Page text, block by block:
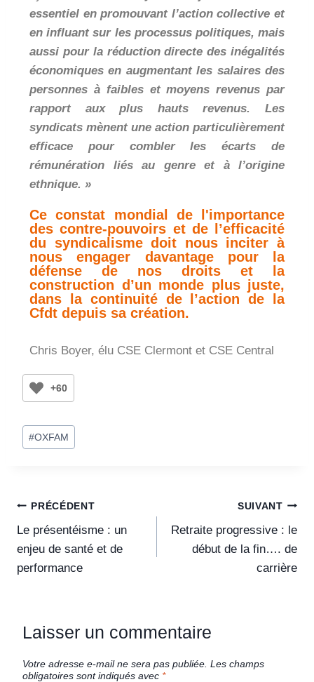
essentiel en promouvant l’action collective et
en influant sur les processus politiques, mais
aussi pour la réduction directe des inégalités
économiques en augmentant les salaires des
personnes à faibles et moyens revenus par
rapport aux plus hauts revenus. Les
syndicats mènent une action particulièrement
efficace pour combler les écarts de
rémunération liés au genre et à l’origine
ethnique. »
Ce constat mondial de l'importance
des contre-pouvoirs et de l’efficacité
du syndicalisme doit nous inciter à
nous engager davantage pour la
défense de nos droits et la
construction d’un monde plus juste,
dans la continuité de l’action de la
Cfdt depuis sa création.
Chris Boyer, élu CSE Clermont et CSE Central
+60
#OXFAM
PRÉCÉDENT
Le présentéisme : un
enjeu de santé et de
performance
SUIVANT
Retraite progressive : le
début de la fin…. de
carrière
Laisser un commentaire
Votre adresse e-mail ne sera pas publiée. Les champs
obligatoires sont indiqués avec *